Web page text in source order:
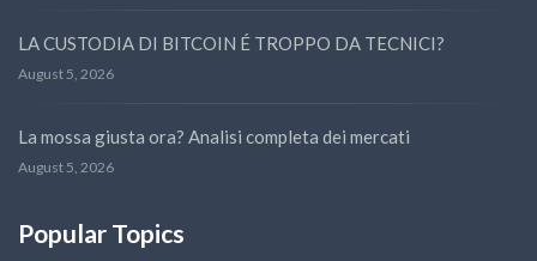
LA CUSTODIA DI BITCOIN É TROPPO DA TECNICI?
August 5, 2026
La mossa giusta ora? Analisi completa dei mercati
August 5, 2026
Popular Topics